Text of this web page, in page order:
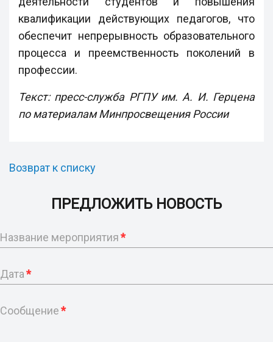
квалификации действующих педагогов, что
обеспечит непрерывность образовательного
процесса и преемственность поколений в
профессии.
Текст: пресс-служба РГПУ им. А. И. Герцена
по материалам Минпросвещения России
Возврат к списку
ПРЕДЛОЖИТЬ НОВОСТЬ
Название мероприятия*
Дата*
Сообщение*